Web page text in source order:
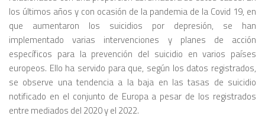
los últimos años y con ocasión de la pandemia de la Covid 19, en
que aumentaron los suicidios por depresión, se han
implementado varias intervenciones y planes de acción
específicos para la prevención del suicidio en varios países
europeos. Ello ha servido para que, según los datos registrados,
se observe una tendencia a la baja en las tasas de suicidio
notificado en el conjunto de Europa a pesar de los registrados
entre mediados del 2020 y el 2022.